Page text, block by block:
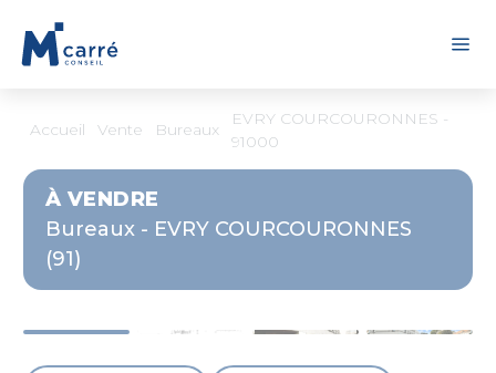
Accueil Vente Bureaux
EVRY COURCOURONNES -
91000
À VENDRE
Bureaux - EVRY COURCOURONNES
(91)